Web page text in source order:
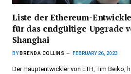
Liste der Ethereum-
für das endgültige Upgrade
Shanghai
BY BRENDA COLLINS FEBRUARY 26, 2023
Der Hauptentwickler von ETH, Tim Beiko,